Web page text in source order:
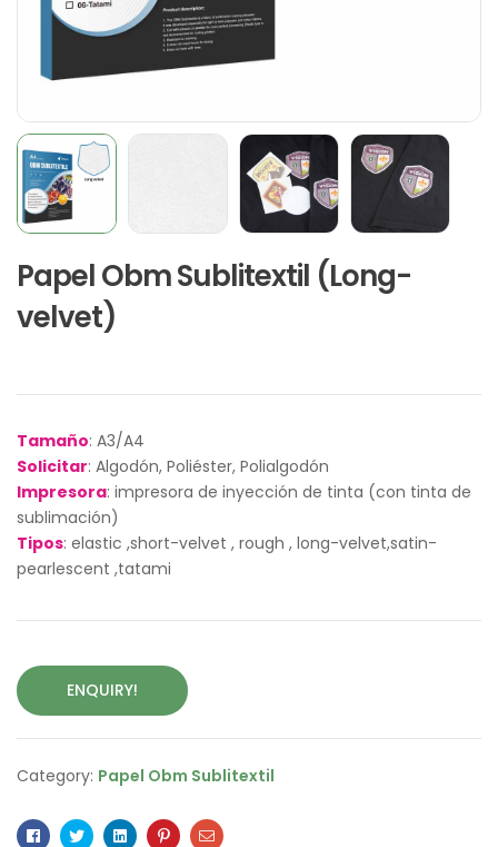
Papel Obm Sublitextil (Long-
velvet)
Tamaño: A3/A4
Solicitar: Algodón, Poliéster, Polialgodón
Impresora: impresora de inyección de tinta (con tinta de
sublimación)
Tipos: elastic ,short-velvet , rough , long-velvet,satin-
pearlescent ,tatami
ENQUIRY!
Category: Papel Obm Sublitextil
Facebook
TwitterLinkedinPinterestEmail